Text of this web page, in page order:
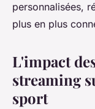
personnalisées,
plus en plus
L'impact
streaming
sport